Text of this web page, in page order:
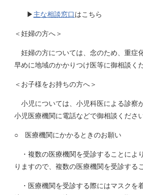
▶ 主な相談窓口はこちら
＜妊婦の方へ＞
妊婦の方については、念のため、重症
早めに地域のかかりつけ医等に御相談く
＜お子様をお持ちの方へ＞
小児については、小児科医による診察
小児医療機関に電話などで御相談ください
○ 医療機関にかかるときのお願い
・複数の医療機関を受診することによ
りますので、複数の医療機関を受診する
・医療機関を受診する際にはマスクを